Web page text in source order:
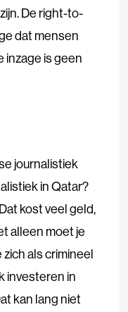
De right-to-
dat mensen
inzage is geen
journalistiek
in Qatar?
kost veel geld,
alleen moet je
zich als crimineel
investeren in
kan lang niet